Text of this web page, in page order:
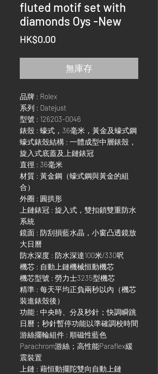
fluted motif set with
diamonds Oys -New
HK$0.00
無庫存
品牌 : Rolex
系列 : Datejust
型號 : 126203-0046
錶殼 : 蠔式，36毫米，黃金及蠔式鋼
蠔式錶殼結構 : 一體成型中層錶殼，
旋入式底蓋及上鏈錶冠
直徑 : 36毫米
材質 : 黃金鋼（蠔式鋼與黃金的組
合）
外圈 : 圓拱形
上鏈錶冠 : 旋入式，雙扣鎖雙重防水
系統
鏡面 : 防刮損藍水晶，小窗凸透鏡放
大日曆
防水深度 : 防水深達100米/330呎
機芯 : 自動上鏈機械恒動機芯
機芯型號 : 勞力士3235型機芯
精準 : 每天平均正負兩秒以內（機芯
裝進錶殼後）
功能 : 中央時、分及秒針；快調瞬跳
日曆；秒針暫停功能以準確調校時間
游絲擺輪組件 : 順磁性藍色
Parachrom游絲；高性能Paraflex緩
震裝置
上鏈 : 藉恒動擺陀雙向自動上鏈